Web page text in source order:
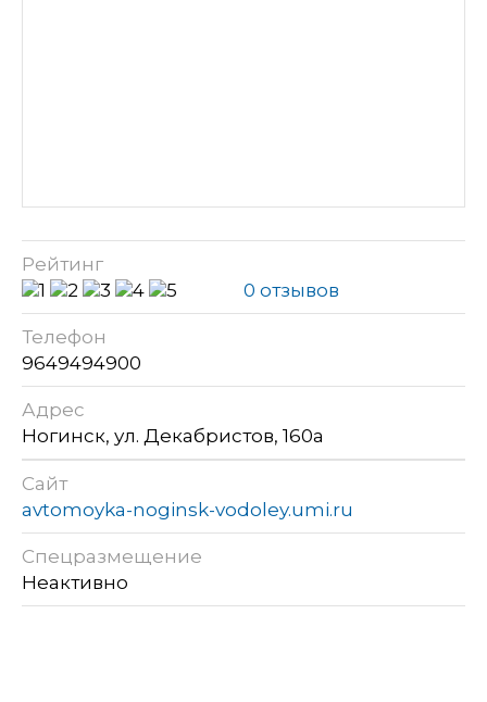
Рейтинг
0 отзывов
Телефон
9649494900
Адрес
Ногинск, ул. Декабристов, 160а
Сайт
avtomoyka-noginsk-vodoley.umi.ru
Спецразмещение
Неактивно